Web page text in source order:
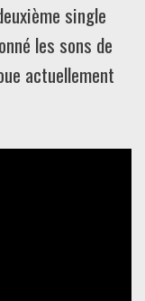
single
les sons de
actuellement